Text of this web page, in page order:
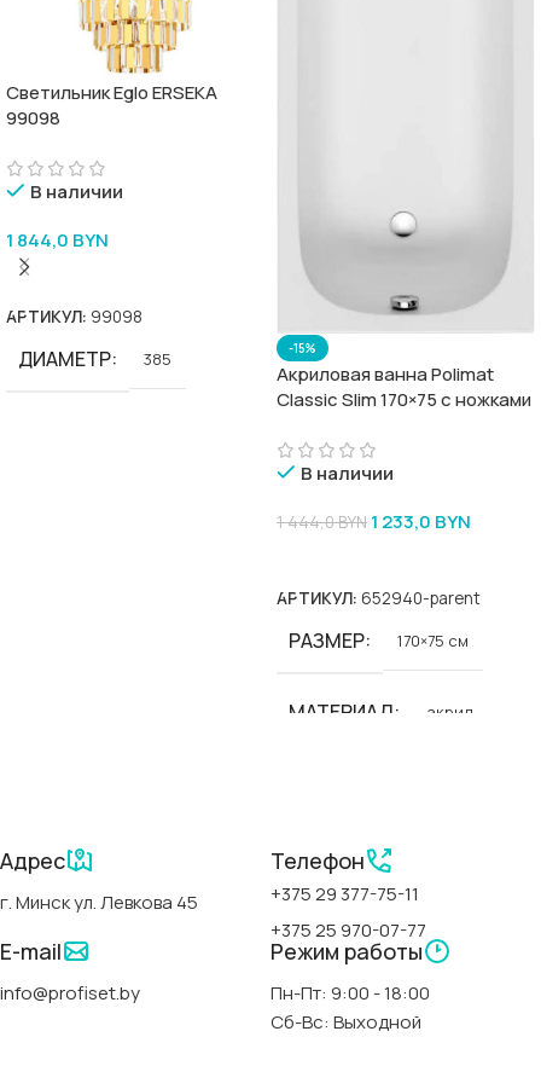
Светильник Eglo ERSEKA
99098
В наличии
1 844,0 BYN
В Корзину
АРТИКУЛ: 99098
ДИАМЕТР 385
-15%
Акриловая ванна Polimat
Classic Slim 170×75 с ножками
В наличии
1 444,0BYN 1 233,0 BYN
АРТИКУЛ: 652940-parent
РАЗМЕР 170×75 см
МАТЕРИАЛ акрил
СЕРИИ
АРТИКУЛ 00300
Адрес
г. Минск ул. Левкова 45
Телефон
+375 29 377-75-11
+375 25 970-07-77
E-mail
info@profiset.by
Режим работы
Пн-Пт: 9:00 - 18:00
Сб-Вс: Выходной